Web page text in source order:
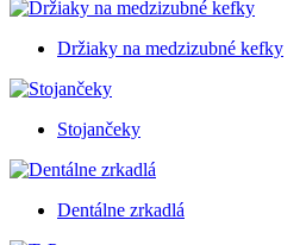
Držiaky na medzizubné kefky
Stojančeky
Dentálne zrkadlá